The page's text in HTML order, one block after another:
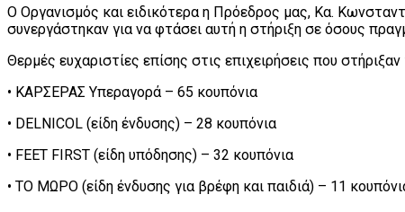
Ο Οργανισμός και ειδικότερα η Πρόεδρος μας, Κα.
συνεργάστηκαν για να φτάσει αυτή η στήριξη σε όσους
Θερμές ευχαριστίες επίσης στις επιχειρήσεις που
• ΚΑΡΣΕΡΑΣ Υπεραγορά – 65 κουπόνια
• DELNICOL (είδη ένδυσης) – 28 κουπόνια
• FEET FIRST (είδη υπόδησης) – 32 κουπόνια
• ΤΟ ΜΩΡΟ (είδη ένδυσης για βρέφη και παιδιά) – 11